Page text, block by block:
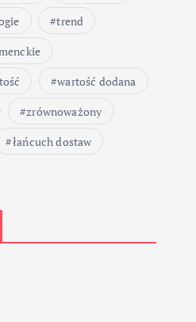
trend
wartość dodana
zrównoważony
łańcuch dostaw